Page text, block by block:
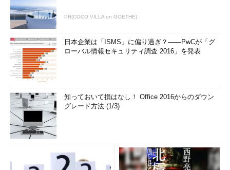
PR(COCO VILLA on GOETHE)
日本企業は「ISMS」に偏り過ぎ？――PwCが「グ
ローバル情報セキュリティ調査 2016」を発表
知っておいて損はなし！ Office 2016からのダウン
グレード方法 (1/3)